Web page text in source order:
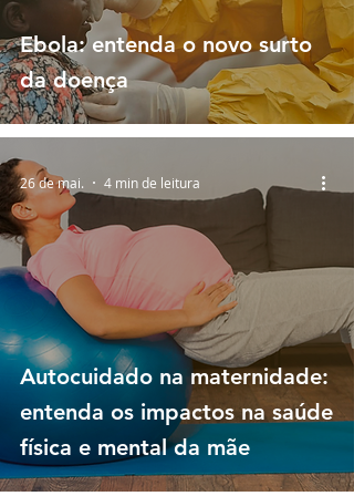
Ebola: entenda o novo surto
da doença
Autocuidado na maternidade:
entenda os impactos na saúde
física e mental da mãe
26 de mai. 4 min de leitura